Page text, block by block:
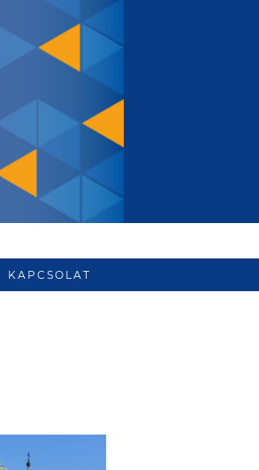
KAPCSOLAT